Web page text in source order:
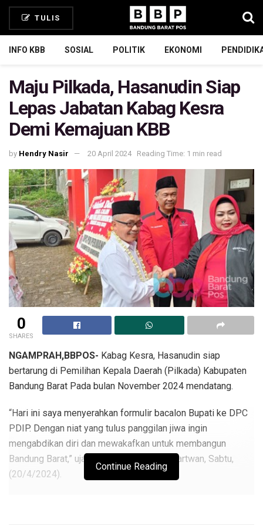
TULIS
INFO KBB SOSIAL POLITIK EKONOMI
Maju Pilkada, Hasanudin Siap
Lepas Jabatan Kabag Kesra
Demi Kemajuan KBB
by Hendry Nasir 20 April 2024 Reading Time: 1 min read
0
SHARES
NGAMPRAH,BBPOS- Kabag Kesra, Hasanudin siap
bertarung di Pemilihan Kepala Daerah (Pilkada) Kabupaten
Bandung Barat Pada bulan November 2024 mendatang.
“Hari ini saya menyerahkan formulir bacalon Bupati ke DPC
PDIP. Dengan niat yang tulus panggilan jiwa ingin
mengabdikan diri dan mewakafkan untuk membangun
Bandung Barat,” ujar Hasanudin ditemui Wartwan, Sabtu,
(20/4/2024).
Continue Reading